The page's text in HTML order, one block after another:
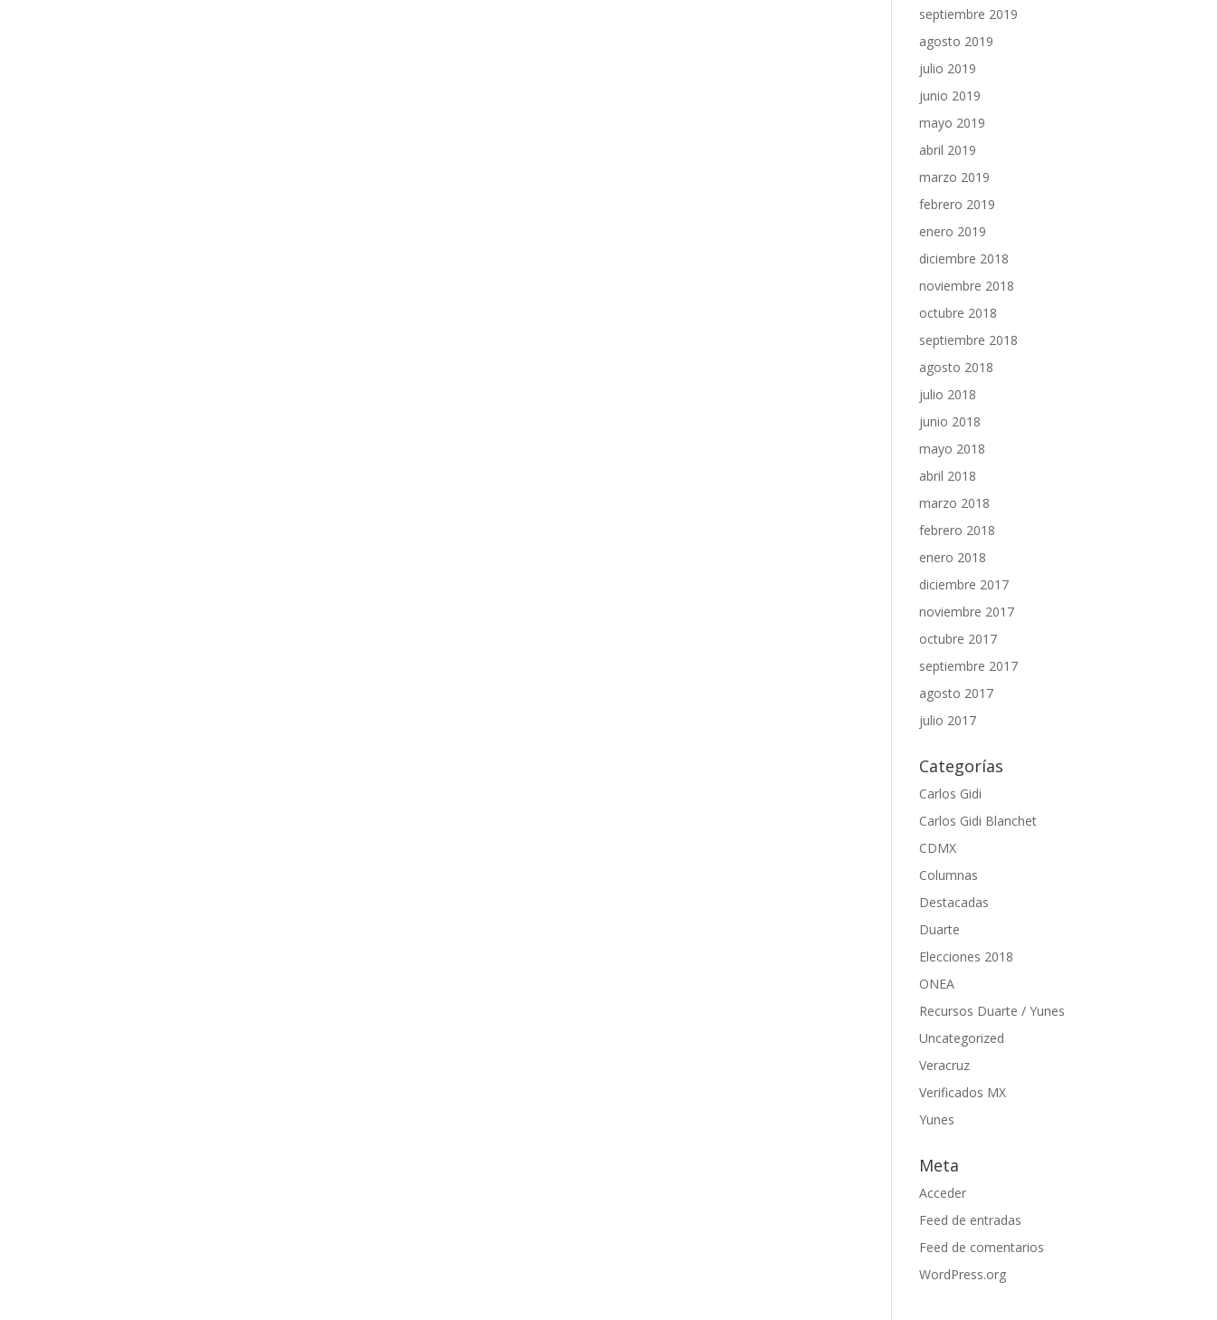
septiembre 2019
agosto 2019
julio 2019
junio 2019
mayo 2019
abril 2019
marzo 2019
febrero 2019
enero 2019
diciembre 2018
noviembre 2018
octubre 2018
septiembre 2018
agosto 2018
julio 2018
junio 2018
mayo 2018
abril 2018
marzo 2018
febrero 2018
enero 2018
diciembre 2017
noviembre 2017
octubre 2017
septiembre 2017
agosto 2017
julio 2017
Categorías
Carlos Gidi
Carlos Gidi Blanchet
CDMX
Columnas
Destacadas
Duarte
Elecciones 2018
ONEA
Recursos Duarte / Yunes
Uncategorized
Veracruz
Verificados MX
Yunes
Meta
Acceder
Feed de entradas
Feed de comentarios
WordPress.org